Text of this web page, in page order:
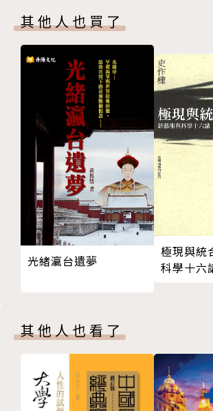
★全彩印刷，收錄百餘張珍貴照片
繁華與往事
★榮獲英國紅寶石年度最佳圖書獎
摘》自助出版圖書獎等多項文學和設
作者簡介
趙孫樹瑩（Isabel Sun Chao, 1931-
親身經歷舊上海的最後一代人，她
澤東掌權前的最後十八年相重疊。
後前往香港，本以為只是短暫的度假
沒能與父親相見，她也沒有預料到將
故鄉。此後，她定居香港，並在美國
展現自己的才能和外交謀略。她於
九十二歲。
趙芝潔（Claire Chao）
擺脫纏足
第六章 先生街
第七章 這才是娛樂
第八章 流行文化
弄堂裡
第九章 海報女孩
豆腐之道
第十章 綁架疑雲
第十一章 家庭變故
四十八個我
第十二章 印章的故事
第十三章 野蠻行徑
第十五章 險遭拐賣
第十六章 三叩首
叩首禮
第十七章 攻克數學
其他人也買了
光緒瀛台遺夢
極現與統
科學十六
其他人也看了